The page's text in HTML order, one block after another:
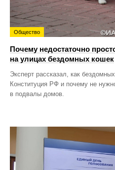
Общество
Почему недостаточно
на улицах бездомных кошек
Эксперт рассказал, как
Конституция РФ и почему не
в подвалы домов.